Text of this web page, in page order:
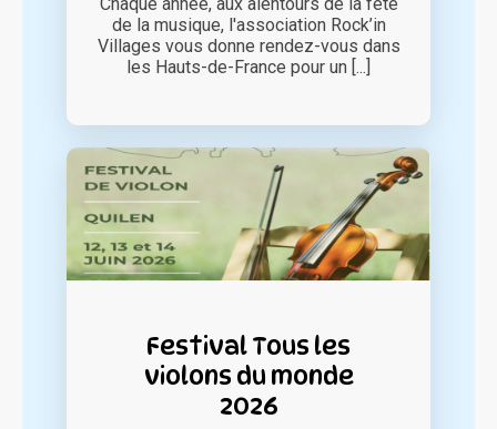
de la musique, l'association Rock’in
Villages vous donne rendez-vous dans
les Hauts-de-France pour un [...]
Festival Tous les
violons du monde
2026